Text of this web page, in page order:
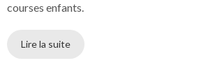
courses enfants.
Lire la suite